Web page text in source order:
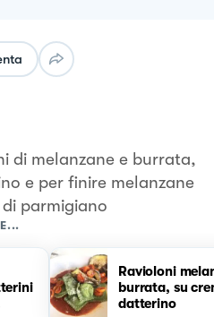
di melanzane e burrata,
e per finire melanzane
parmigiano
Ravioloni
burrata, su
datterino